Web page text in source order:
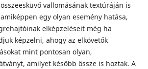
vallomásának textúráján is
egy olyan esemény hatása,
elképzeléseit még ha
képzelni, ahogy az elkövetők
mint pontosan olyan,
amilyet később össze is hoztak. A